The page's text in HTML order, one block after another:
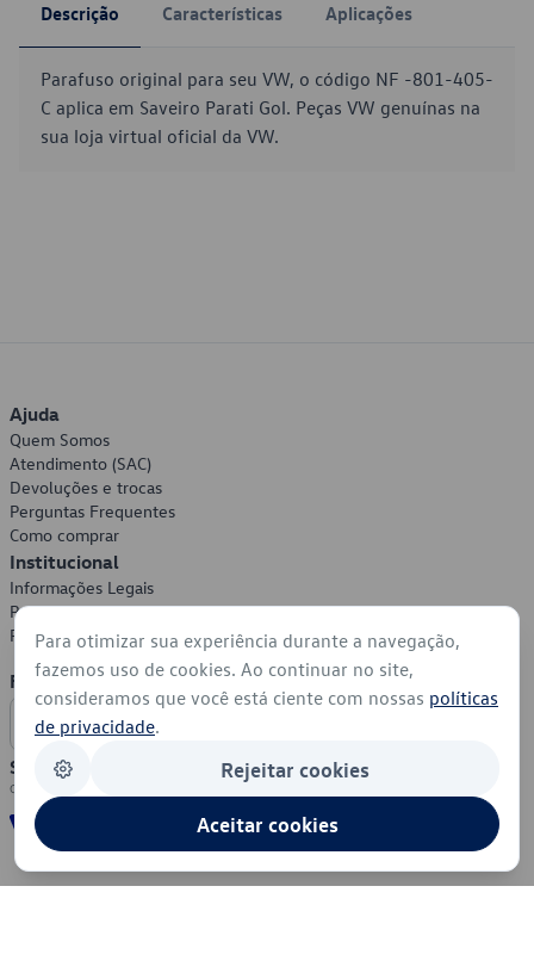
Descrição Características Aplicações
Parafuso original para seu VW, o código NF -801-405-
C aplica em Saveiro Parati Gol. Peças VW genuínas na
sua loja virtual oficial da VW.
Ajuda
Quem Somos
Atendimento (SAC)
Devoluções e trocas
Perguntas Frequentes
Como comprar
Institucional
Informações Legais
Política de Privacidade
Política de Cookies
Formas de Pagamento
Segurança
Para otimizar sua experiência durante a navegação,
fazemos uso de cookies. Ao continuar no site,
consideramos que você está ciente com nossas políticas
de privacidade.
Rejeitar cookies
Aceitar cookies